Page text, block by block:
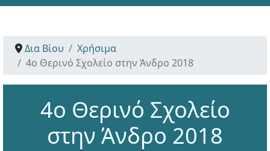
Δια Βίου
Χρήσιμα
4ο Θερινό Σχολείο στην Άνδρο 2018
4ο Θερινό Σχολείο
στην Άνδρο 2018